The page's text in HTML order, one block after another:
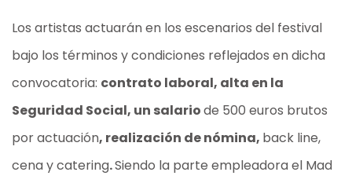
Los artistas actuarán en los escenarios del festival
bajo los términos y condiciones reflejados en dicha
convocatoria: contrato laboral, alta en la
Seguridad Social, un salariode 500 euros brutos
por actuación, realización de nómina, back line,
cena y catering.Siendo la parte empleadora el Mad